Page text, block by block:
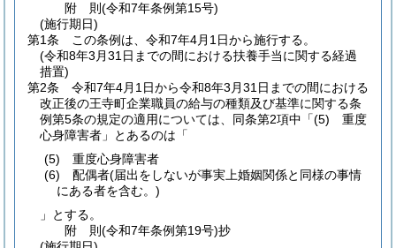
附 則(令和7年条例第15号)
(施行期日)
第1条
この条例は、令和7年4月1日から施行する。
(令和8年3月31日までの間における扶養手当に関する経過
措置)
第2条
令和7年4月1日から令和8年3月31日までの間における
改正後の王寺町企業職員の給与の種類及び基準に関する条
例第5条の規定の適用については、同条第2項中「(5) 重度
心身障害者」とあるのは「
(5) 重度心身障害者
(6) 配偶者(届出をしないが事実上婚姻関係と同様の事情
にある者を含む。)
」とする。
附 則(令和7年条例第19号)抄